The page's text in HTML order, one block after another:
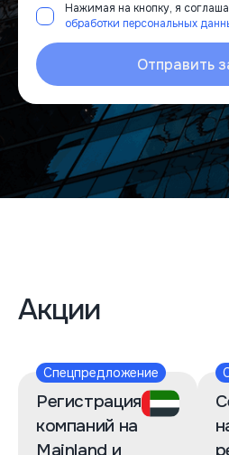
Нажимая на кнопку, я
обработки персональных
Отправить
Акции
Спецпредложение
Регистрация
компаний на
Mainland и